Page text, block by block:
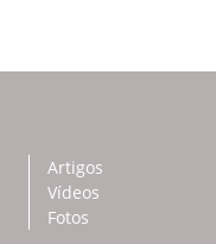
Artigos
Vídeos
Fotos